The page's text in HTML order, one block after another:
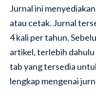
Jurnal ini
atau cetak. Jurnal
4 kali per tahun.
artikel, terlebih
tab yang tersedia
lengkap mengenai